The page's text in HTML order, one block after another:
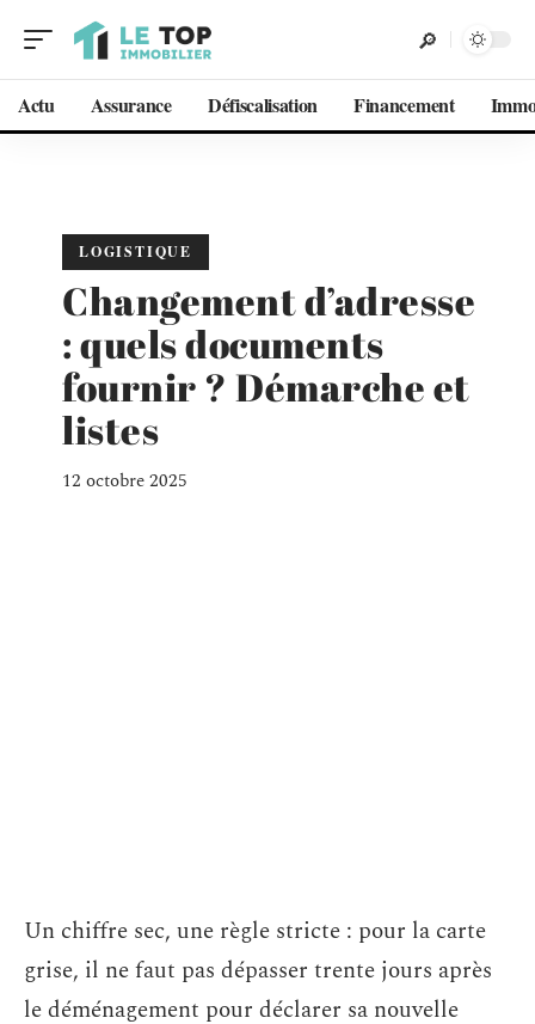
Actu Assurance Défiscalisation Financement
LOGISTIQUE
Changement d’adresse
: quels documents
fournir ? Démarche et
listes
12 octobre 2025
Un chiffre sec, une règle stricte : pour la carte
grise, il ne faut pas dépasser trente jours après
le déménagement pour déclarer sa nouvelle